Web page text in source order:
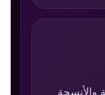
والأنسجة